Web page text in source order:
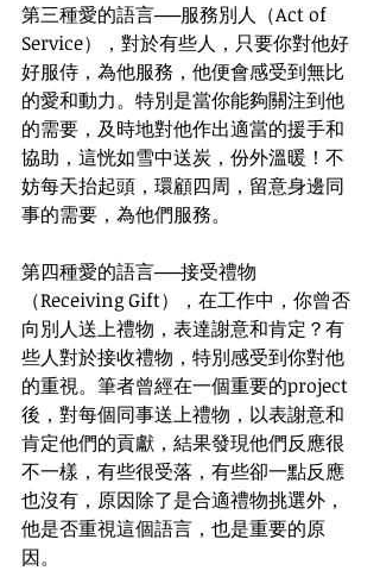
第三種愛的語言──服務別人（Act of
Service），對於有些人，只要你對他好
好服侍，為他服務，他便會感受到無比
的愛和動力。特別是當你能夠關注到他
的需要，及時地對他作出適當的援手和
協助，這恍如雪中送炭，份外溫暖！不
妨每天抬起頭，環顧四周，留意身邊同
事的需要，為他們服務。
第四種愛的語言──接受禮物
（Receiving Gift），在工作中，你曾否
向別人送上禮物，表達謝意和肯定？有
些人對於接收禮物，特別感受到你對他
的重視。筆者曾經在一個重要的project
後，對每個同事送上禮物，以表謝意和
肯定他們的貢獻，結果發現他們反應很
不一樣，有些很受落，有些卻一點反應
也沒有，原因除了是合適禮物挑選外，
他是否重視這個語言，也是重要的原
因。